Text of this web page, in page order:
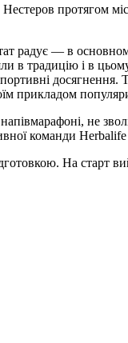
протягом
радує — в
в традицію і в
прикладом
не
команди
На